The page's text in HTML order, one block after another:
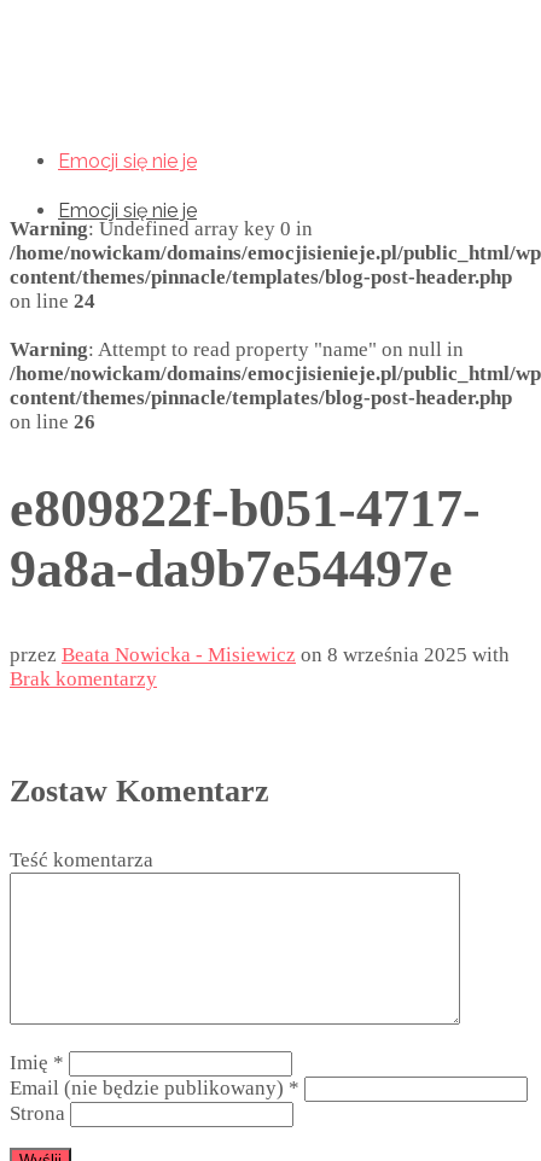
Emocji się nie je
Emocji się nie je
Warning: Undefined array key 0 in
/home/nowickam/domains/emocjisienieje.pl/public_html/
content/themes/pinnacle/templates/blog-post-header.php
on line 24
Warning: Attempt to read property "name" on null in
/home/nowickam/domains/emocjisienieje.pl/public_html/
content/themes/pinnacle/templates/blog-post-header.php
on line 26
e809822f-b051-4717-
9a8a-da9b7e54497e
przez Beata Nowicka - Misiewicz on 8 września 2025 with
Brak komentarzy
Zostaw Komentarz
Teść komentarza
Imię *
Email (nie będzie publikowany) *
Strona